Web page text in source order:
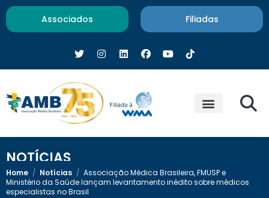
Associados Filiadas
NOTÍCIAS
Home / Notícias / Associação Médica Brasileira, FMUSP e
Ministério da Saúde lançam levantamento inédito sobre médicos
especialistas no Brasil